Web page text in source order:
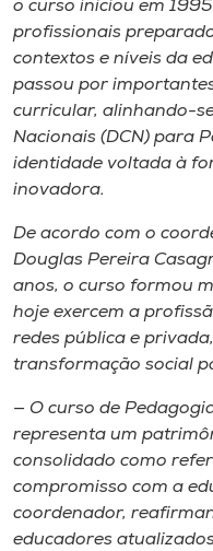
Rádio
Museu
Unoesc
Store
Selecione
o idioma
A-
o curso iniciou em
profissionais
contextos e níveis da
passou por
curricular, alinhando-
Nacionais (DCN) para
identidade voltada à
inovadora.
De acordo com o
Douglas Pereira
anos, o curso formou
hoje exercem a
redes pública e
transformação social
— O curso de
representa um
consolidado como
compromisso com a
coordenador,
educadores